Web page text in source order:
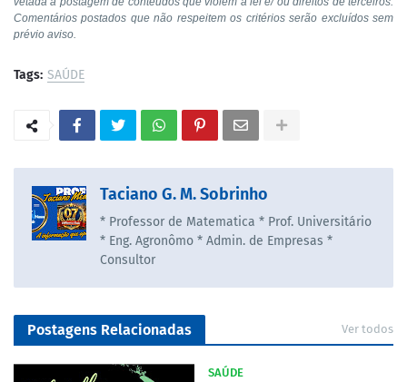
Comentários postados que não respeitem os critérios serão excluídos sem
prévio aviso.
Tags: SAÚDE
Taciano G. M. Sobrinho
* Professor de Matematica * Prof. Universitário
* Eng. Agronômo * Admin. de Empresas *
Consultor
Postagens Relacionadas Ver todos
SAÚDE